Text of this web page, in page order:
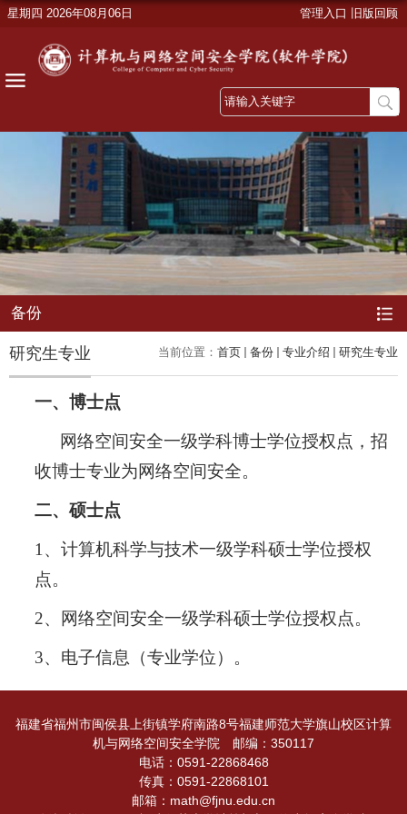
星期四 2026年08月06日 管理入口 旧版回顾
备份
当前位置： 首页 备份 专业介绍 研究生专业
研究生专业
一、博士点
网络空间安全一级学科博士学位授权点，招
收博士专业为网络空间安全。
二、硕士点
1、计算机科学与技术一级学科硕士学位授权
点。
2、网络空间安全一级学科硕士学位授权点。
3、电子信息（专业学位）。
福建省福州市闽侯县上街镇学府南路8号福建师范大学旗山校区计算
机与网络空间安全学院 邮编：350117
电话：0591-22868468
传真：0591-22868101
邮箱：math@fjnu.edu.cn